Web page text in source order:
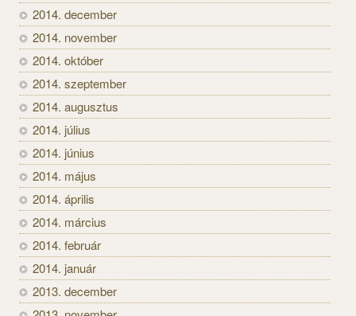
2014. december
2014. november
2014. október
2014. szeptember
2014. augusztus
2014. július
2014. június
2014. május
2014. április
2014. március
2014. február
2014. január
2013. december